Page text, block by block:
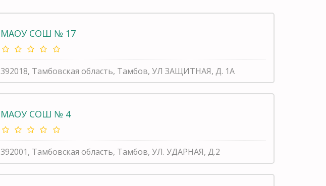
МАОУ СОШ № 17
392018, Тамбовская область, Тамбов, УЛ ЗАЩИТНАЯ, Д. 1А
МАОУ СОШ № 4
392001, Тамбовская область, Тамбов, УЛ. УДАРНАЯ, Д.2